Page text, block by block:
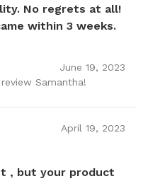
No regrets at all!
within 3 weeks.
June 19, 2023
Samantha!
April 19, 2023
, but your product